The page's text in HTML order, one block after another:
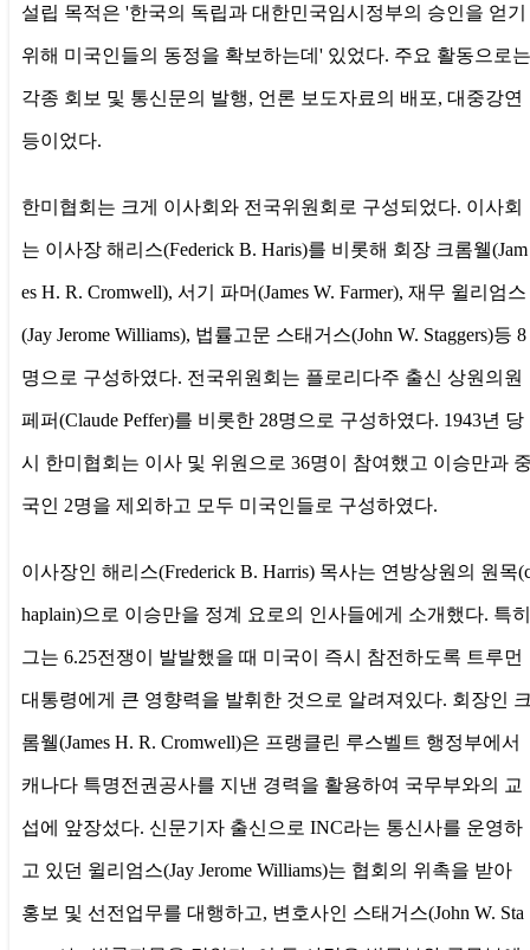
설립 목적은 '한국의 독립과 대한민국임시정부의 승인을 얻기
위해 미국인들의 동정을 확보하는데' 있었다. 주요 활동으로는
각종 회보 및 통신문의 발행, 언론 보도자료의 배포, 대중강연
등이었다.
한미협회는 크게 이사회와 전국위원회로 구성되었다. 이사회
는 이사장 해리스(Federick B. Haris)를 비롯해 회장 크롬웰(Jam
es H. R. Cromwell), 서기 파머(James W. Farmer), 재무 윌리엄스
(Jay Jerome Williams), 법률고문 스태거스(John W. Staggers)등 8
명으로 구성하였다. 전국위원회는 플로리다주 출신 상원의원
페퍼(Claude Peffer)를 비롯한 28명으로 구성하였다. 1943년 당
시 한미협회는 이사 및 위원으로 36명이 참여했고 이승만과
국인 2명을 제외하고 모두 미국인들로 구성하였다.
이사장인 해리스(Frederick B. Harris) 목사는 연방상원의 원목
haplain)으로 이승만을 정계 요로의 인사들에게 소개했다. 특히
그는 6.25전쟁이 발발했을 때 미국이 즉시 참전하도록 트루먼
대통령에게 큰 영향력을 발휘한 것으로 알려져있다. 회장인
롬웰(James H. R. Cromwell)은 프랭클린 루스벨트 행정부에서
캐나다 특명전권공사를 지낸 경력을 활용하여 국무부와의 교
섭에 앞장섰다. 신문기자 출신으로 INC라는 통신사를 운영하
고 있던 윌리엄스(Jay Jerome Williams)는 협회의 위촉을 받아
홍보 및 선전업무를 대행하고, 변호사인 스태거스(John W. Sta